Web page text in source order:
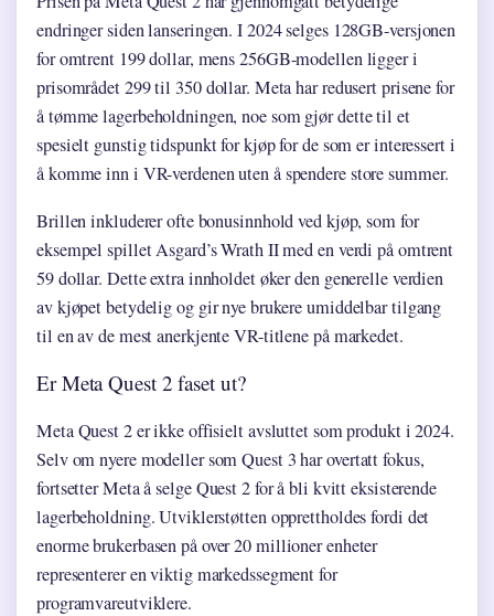
endringer siden lanseringen. I 2024 selges 128GB-versjonen
for omtrent 199 dollar, mens 256GB-modellen ligger i
prisområdet 299 til 350 dollar. Meta har redusert prisene for
å tømme lagerbeholdningen, noe som gjør dette til et
spesielt gunstig tidspunkt for kjøp for de som er interessert i
å komme inn i VR-verdenen uten å spendere store summer.
Brillen inkluderer ofte bonusinnhold ved kjøp, som for
eksempel spillet Asgard’s Wrath II med en verdi på omtrent
59 dollar. Dette extra innholdet øker den generelle verdien
av kjøpet betydelig og gir nye brukere umiddelbar tilgang
til en av de mest anerkjente VR-titlene på markedet.
Er Meta Quest 2 faset ut?
Meta Quest 2 er ikke offisielt avsluttet som produkt i 2024.
Selv om nyere modeller som Quest 3 har overtatt fokus,
fortsetter Meta å selge Quest 2 for å bli kvitt eksisterende
lagerbeholdning. Utviklerstøtten opprettholdes fordi det
enorme brukerbasen på over 20 millioner enheter
representerer en viktig markedssegment for
programvareutviklere.